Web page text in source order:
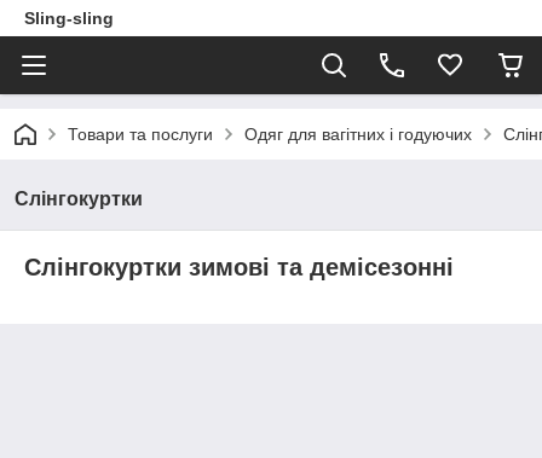
Sling-sling
Товари та послуги Одяг для вагітних і годуючих
Слінгокуртки
Слінгокуртки зимові та демісезонні